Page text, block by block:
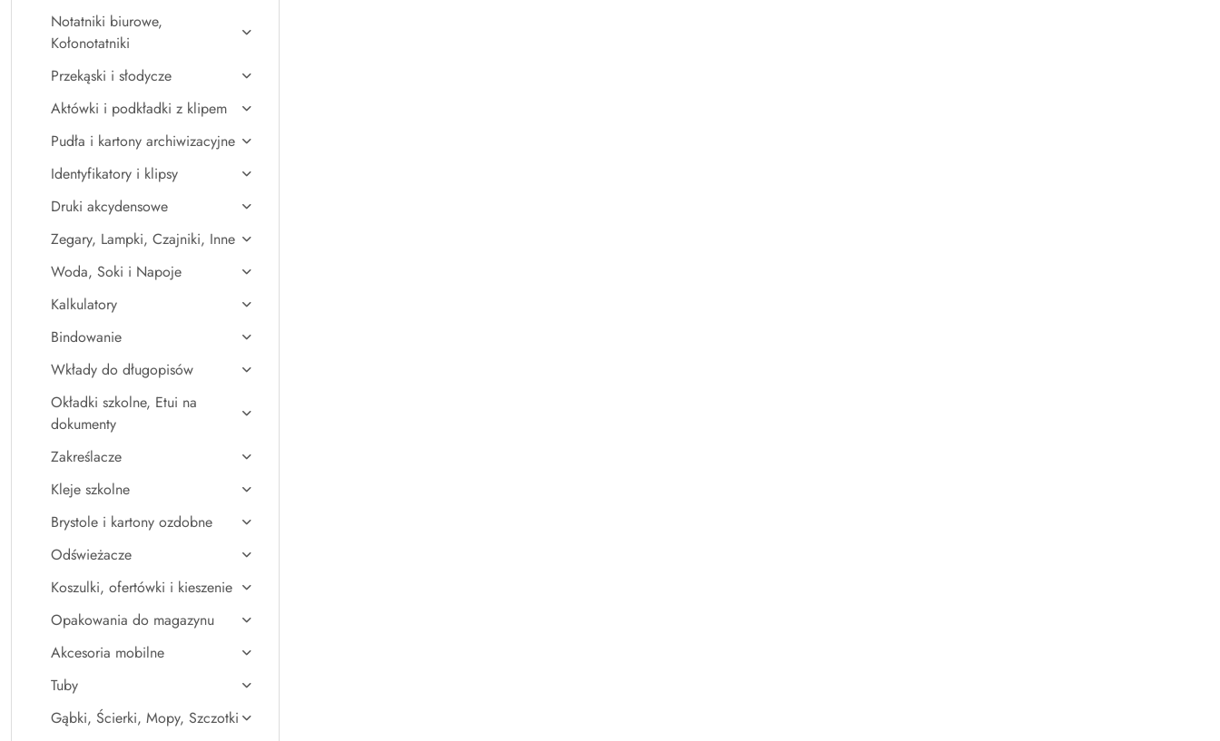
Notatniki biurowe,
Kołonotatniki
Przekąski i słodycze
Aktówki i podkładki z klipem
Pudła i kartony archiwizacyjne
Identyfikatory i klipsy
Druki akcydensowe
Zegary, Lampki, Czajniki, Inne
Woda, Soki i Napoje
Kalkulatory
Bindowanie
Wkłady do długopisów
Okładki szkolne, Etui na
dokumenty
Zakreślacze
Kleje szkolne
Brystole i kartony ozdobne
Odświeżacze
Koszulki, ofertówki i kieszenie
Opakowania do magazynu
Akcesoria mobilne
Tuby
Gąbki, Ścierki, Mopy, Szczotki